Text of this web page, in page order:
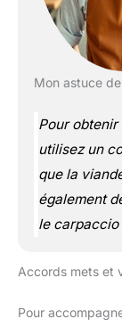
Mon astuce
Pour
utilisez un
que la
également
le carpaccio
Accords mets et
Pour